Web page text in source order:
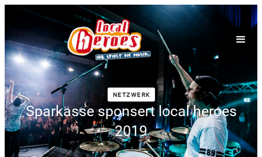
NETZWERK
Sparkasse sponsert local heroes
2019